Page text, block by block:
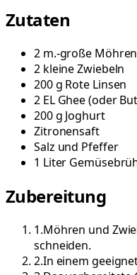
Zutaten
2 m.-große Möhren
2 kleineZwiebeln
200g Rote Linsen
2 EL Ghee(oder
200g Joghurt
Zitronensaft
Salz und Pfeffer
1 Liter
Zubereitung
1.Möhren und
schneiden.
2.In einem